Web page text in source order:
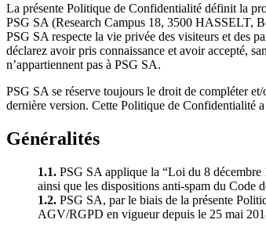
La présente Politique de Confidentialité définit la
PSG SA (Research Campus 18, 3500 HASSELT,
PSG SA respecte la vie privée des visiteurs et des
déclarez avoir pris connaissance et avoir accepté,
n’appartiennent pas à PSG SA.
PSG SA se réserve toujours le droit de compléter
dernière version. Cette Politique de Confidentialité
Généralités
1.1. PSG SA applique la “Loi du 8 décembre
ainsi que les dispositions anti-spam du Code
1.2. PSG SA, par le biais de la présente
AGV/RGPD en vigueur depuis le 25 mai